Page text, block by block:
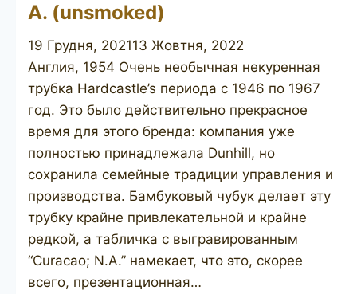
A. (unsmoked)
19 Грудня, 202113 Жовтня, 2022
Англия, 1954 Очень необычная некуренная
трубка Hardcastle’s периода с 1946 по 1967
год. Это было действительно прекрасное
время для этого бренда: компания уже
полностью принадлежала Dunhill, но
сохранила семейные традиции управления и
производства. Бамбуковый чубук делает эту
трубку крайне привлекательной и крайне
редкой, а табличка с выгравированным
“Curacao; N.A.” намекает, что это, скорее
всего, презентационная…